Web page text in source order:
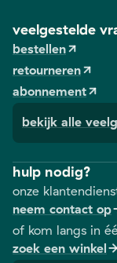
veelgestelde
bestellen
retourneren
abonnement
bekijk alle
hulp nodig?
onze
neem contact op
of kom langs in
zoek een winkel